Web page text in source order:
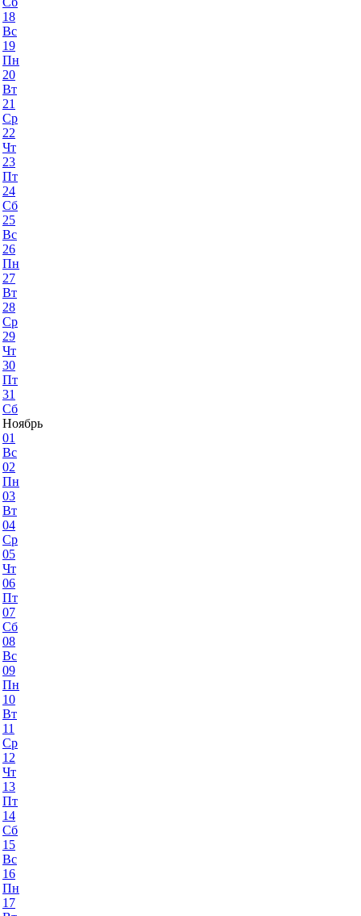
18
Вс
19
Пн
20
Вт
21
Ср
22
Чт
23
Пт
24
Сб
25
Вс
26
Пн
27
Вт
28
Ср
29
Чт
30
Пт
31
Сб
Ноябрь
01
Вс
02
Пн
03
Вт
04
Ср
05
Чт
06
Пт
07
Сб
08
Вс
09
Пн
10
Вт
11
Ср
12
Чт
13
Пт
14
Сб
15
Вс
16
Пн
17